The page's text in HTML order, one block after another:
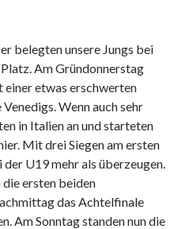
belegten unsere Jungs bei
Am Gründonnerstag
einer etwas erschwerten
Wenn auch sehr
in Italien an und starteten
Mit drei Siegen am ersten
U19 mehr als überzeugen.
ersten beiden
das Achtelfinale
Am Sonntag standen nun die